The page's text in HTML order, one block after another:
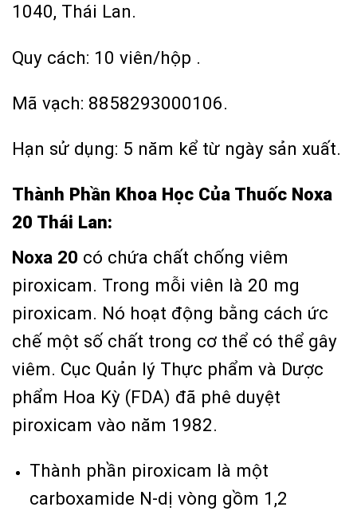
1040, Thái Lan.
Quy cách: 10 viên/hộp .
Mã vạch: 8858293000106.
Hạn sử dụng: 5 năm kể từ ngày sản xuất.
Thành Phần Khoa Học Của Thuốc Noxa
20 Thái Lan:
Noxa 20 có chứa chất chống viêm
piroxicam. Trong mỗi viên là 20 mg
piroxicam. Nó hoạt động bằng cách ức
chế một số chất trong cơ thể có thể gây
viêm. Cục Quản lý Thực phẩm và Dược
phẩm Hoa Kỳ (FDA) đã phê duyệt
piroxicam vào năm 1982.
Thành phần piroxicam là một
carboxamide N-dị vòng gồm 1,2